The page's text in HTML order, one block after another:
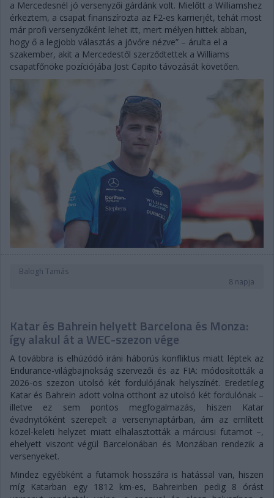
a Mercedesnél jó versenyzői gárdánk volt. Mielőtt a Williamshez
érkeztem, a csapat finanszírozta az F2-es karrierjét, tehát most
már profi versenyzőként lehet itt, mert mélyen hittek abban,
hogy ő a legjobb választás a jövőre nézve” – árulta el a
szakember, akit a Mercedestől szerződtettek a Williams
csapatfőnöke pozíciójába Jost Capito távozását követően.
Balogh Tamás
8 napja
Katar és Bahrein helyett Barcelona és Monza:
így alakul át a WEC-szezon vége
A továbbra is elhúzódó iráni háborús konfliktus miatt léptek az
Endurance-világbajnokság szervezői és az FIA: módosították a
2026-os szezon utolsó két fordulójának helyszínét. Eredetileg
Katar és Bahrein adott volna otthont az utolsó két fordulónak –
illetve ez sem pontos megfogalmazás, hiszen Katar
évadnyitóként szerepelt a versenynaptárban, ám az említett
közel-keleti helyzet miatt elhalasztották a márciusi futamot –,
ehelyett viszont végül Barcelonában és Monzában rendezik a
versenyeket.
Mindez egyébként a futamok hosszára is hatással van, hiszen
míg Katarban egy 1812 km-es, Bahreinben pedig 8 órást